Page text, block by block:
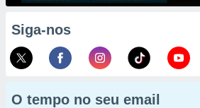
Siga-nos
O tempo no seu email